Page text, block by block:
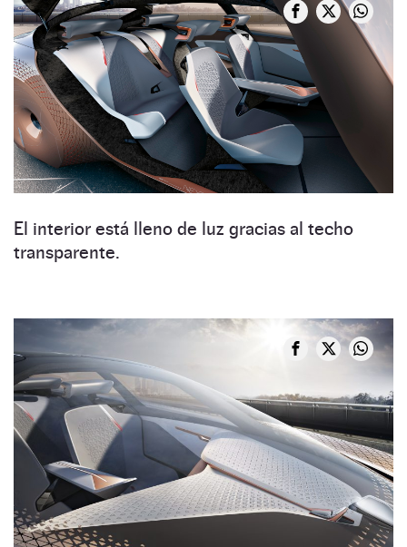
El interior está lleno de luz gracias al techo
transparente.